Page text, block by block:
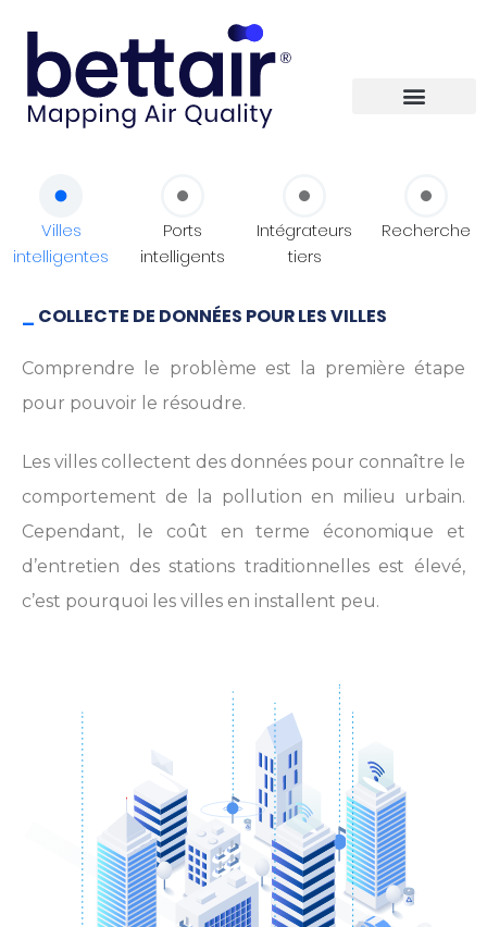
Villes
intelligentes
Ports
intelligents
Intégrateurs
tiers
Recherche
_ COLLECTE DE DONNÉES POUR LES VILLES
Comprendre le problème est la première étape
pour pouvoir le résoudre.
Les villes collectent des données pour connaître le
comportement de la pollution en milieu urbain.
Cependant, le coût en terme économique et
d’entretien des stations traditionnelles est élevé,
c’est pourquoi les villes en installent peu.